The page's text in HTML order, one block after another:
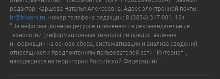
редактор: Каршева Наталья Алексеевна. Адрес электронной почты:
br@biwork.ru , номер телефона редакции: 8 (3854) 317-001. 18+
"На информационном ресурсе применяются рекомендательные
технологии (информационные технологии предоставления
информации на основе сбора, систематизации и анализа сведений,
относящихся к предпочтениям пользователей сети "Интернет",
находящихся на территории Российской Федерации)".